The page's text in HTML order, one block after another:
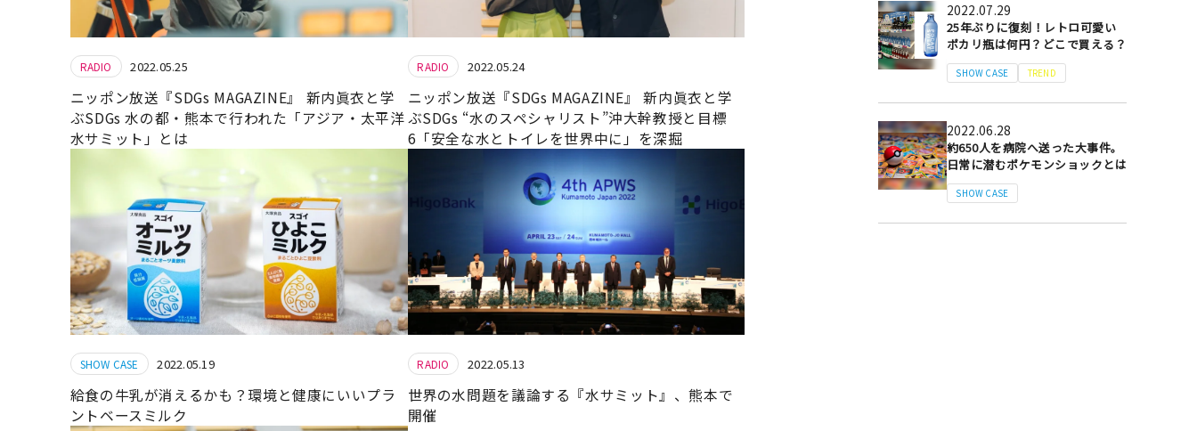
RADIO 2022.05.25
ニッポン放送『SDGs MAGAZINE』 新内眞衣と学
ぶSDGs 水の都・熊本で行われた「アジア・太平洋
水サミット」とは
RADIO 2022.05.24
ニッポン放送『SDGs MAGAZINE』 新内眞衣と学
ぶSDGs “水のスペシャリスト”沖大幹教授と目標
6「安全な水とトイレを世界中に」を深掘
SHOW CASE 2022.05.19
給食の牛乳が消えるかも？環境と健康にいいプラ
ントベースミルク
RADIO 2022.05.13
世界の水問題を議論する『水サミット』、熊本で
開催
2022.07.29
25年ぶりに復刻！レトロ可愛い
ポカリ瓶は何円？どこで買える？
SHOW CASE TREND
2022.06.28
約650人を病院へ送った大事件。
日常に潜むポケモンショックとは
SHOW CASE